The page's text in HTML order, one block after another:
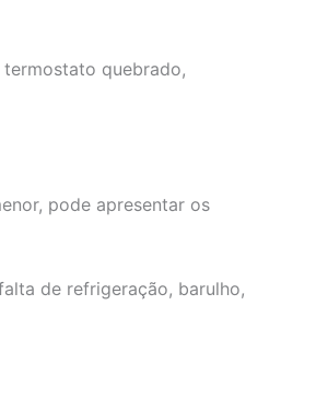
quebrado,
pode apresentar os
de refrigeração, barulho,